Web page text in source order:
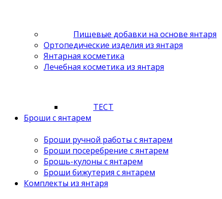
Пищевые добавки на основе янтаря
Ортопедические изделия из янтаря
Янтарная косметика
Лечебная косметика из янтаря
ТЕСТ
Броши с янтарем
Броши ручной работы с янтарем
Броши посеребрение с янтарем
Брошь-кулоны с янтарем
Броши бижутерия с янтарем
Комплекты из янтаря